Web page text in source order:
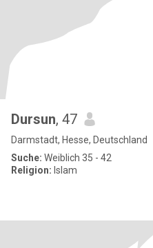
Dursun, 47
Darmstadt, Hesse, Deutschland
Suche: Weiblich 35 - 42
Religion: Islam